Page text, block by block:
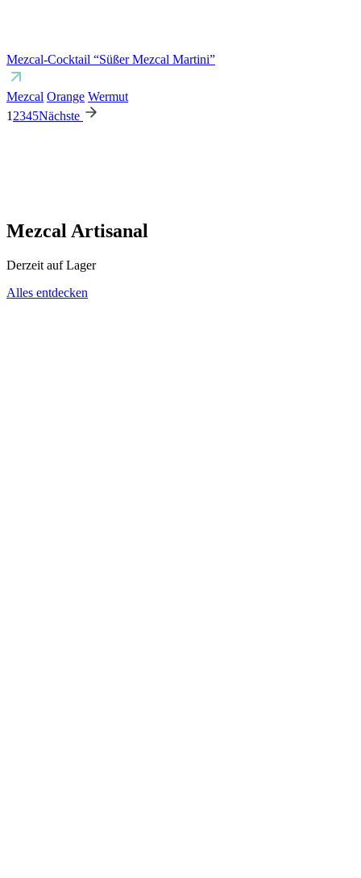
Mezcal-Cocktail “Süßer Mezcal Martini”
Mezcal Orange Wermut
1 2345Nächste
Mezcal Artisanal
Derzeit auf Lager
Alles entdecken